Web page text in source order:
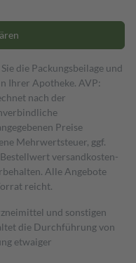
die Packungsbeilage und
Ihrer Apotheke. AVP:
nach der
Preise
Mehrwertsteuer, ggf.
Bestell­wert versand­kosten­
Alle Angebote
reicht.
und sonstigen
die Durchführung von
etwaiger